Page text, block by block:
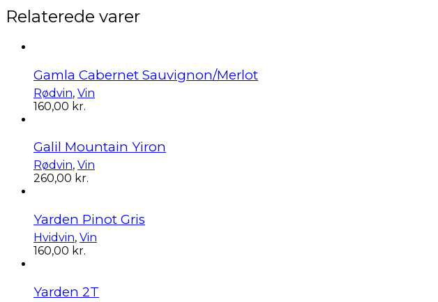
Relaterede varer
Gamla Cabernet Sauvignon/Merlot
Rødvin, Vin
160,00 kr.
Galil Mountain Yiron
Rødvin, Vin
260,00 kr.
Yarden Pinot Gris
Hvidvin, Vin
160,00 kr.
Yarden 2T